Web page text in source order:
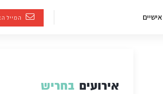
המייל
אירועים בחריש